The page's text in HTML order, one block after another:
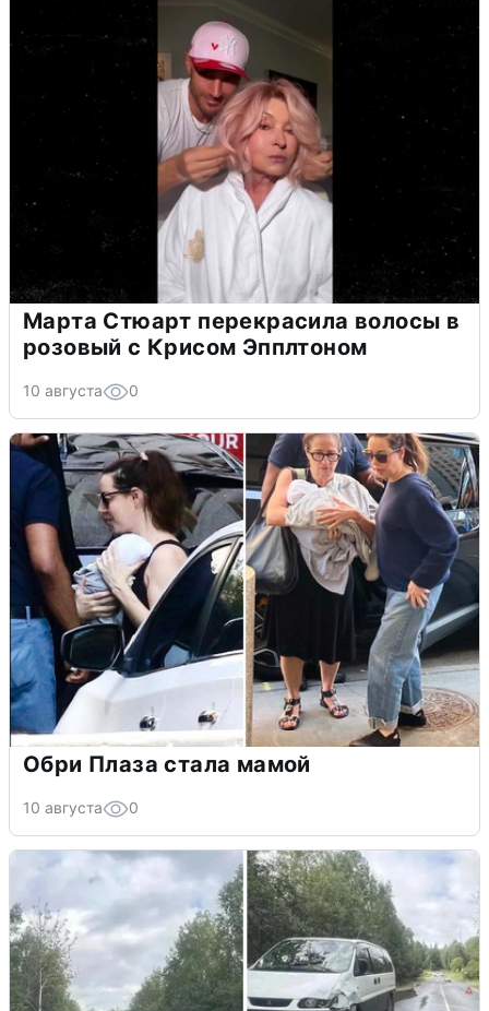
Марта Стюарт перекрасила волосы в
розовый с Крисом Эпплтоном
10 августа 0
Обри Плаза стала мамой
10 августа 0